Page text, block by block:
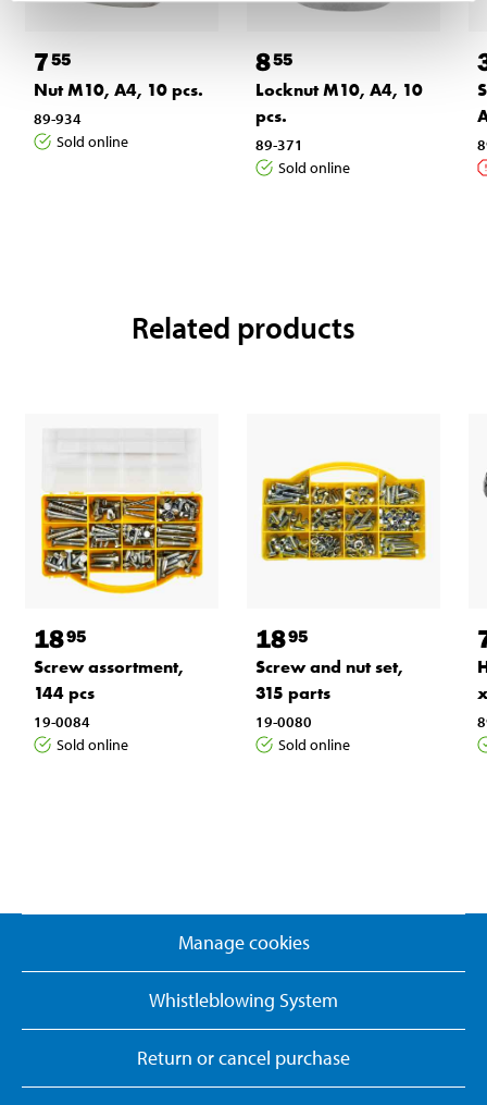
755
Nut M10, A4, 10 pcs.
89-934
Sold online
855
Locknut M10, A4, 10
pcs.
89-371
Sold online
Related products
1895
Screw assortment,
144 pcs
19-0084
Sold online
1895
Screw and nut set,
315 parts
19-0080
Sold online
Manage cookies
Whistleblowing System
Return or cancel purchase